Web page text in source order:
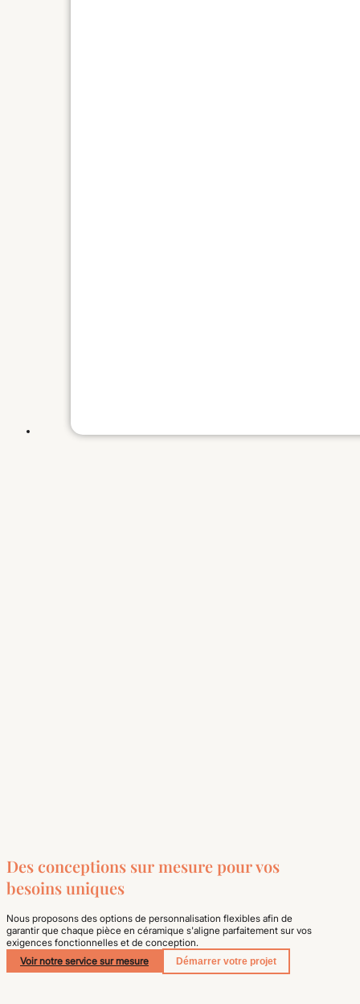
Des conceptions sur mesure pour vos
besoins uniques
Nous proposons des options de personnalisation flexibles afin de
garantir que chaque pièce en céramique s'aligne parfaitement sur vos
exigences fonctionnelles et de conception.
Voir notre service sur mesure
Démarrer votre projet